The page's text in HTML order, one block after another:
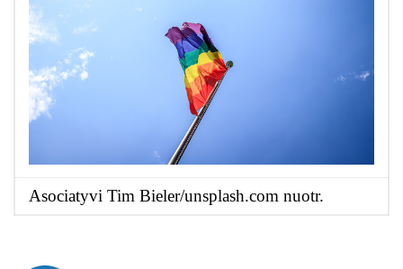
Asociatyvi Tim Bieler/unsplash.com nuotr.